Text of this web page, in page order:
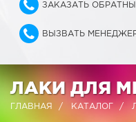
ЗАКАЗАТЬ
ВЫЗВАТЬ
ЛАКИ ДЛЯ
ГЛАВНАЯ КАТАЛОГ